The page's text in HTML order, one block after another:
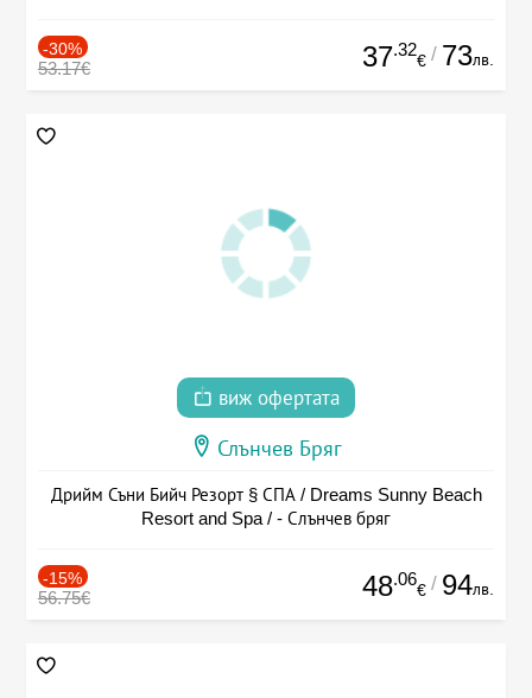
-30%
53.17€ 37.32
€ / 73лв.
виж офертата
Слънчев Бряг
Дрийм Съни Бийч Резорт § СПА / Dreams Sunny Beach
Resort and Spa / - Слънчев бряг
-15%
56.75€ 48.06
€ / 94лв.